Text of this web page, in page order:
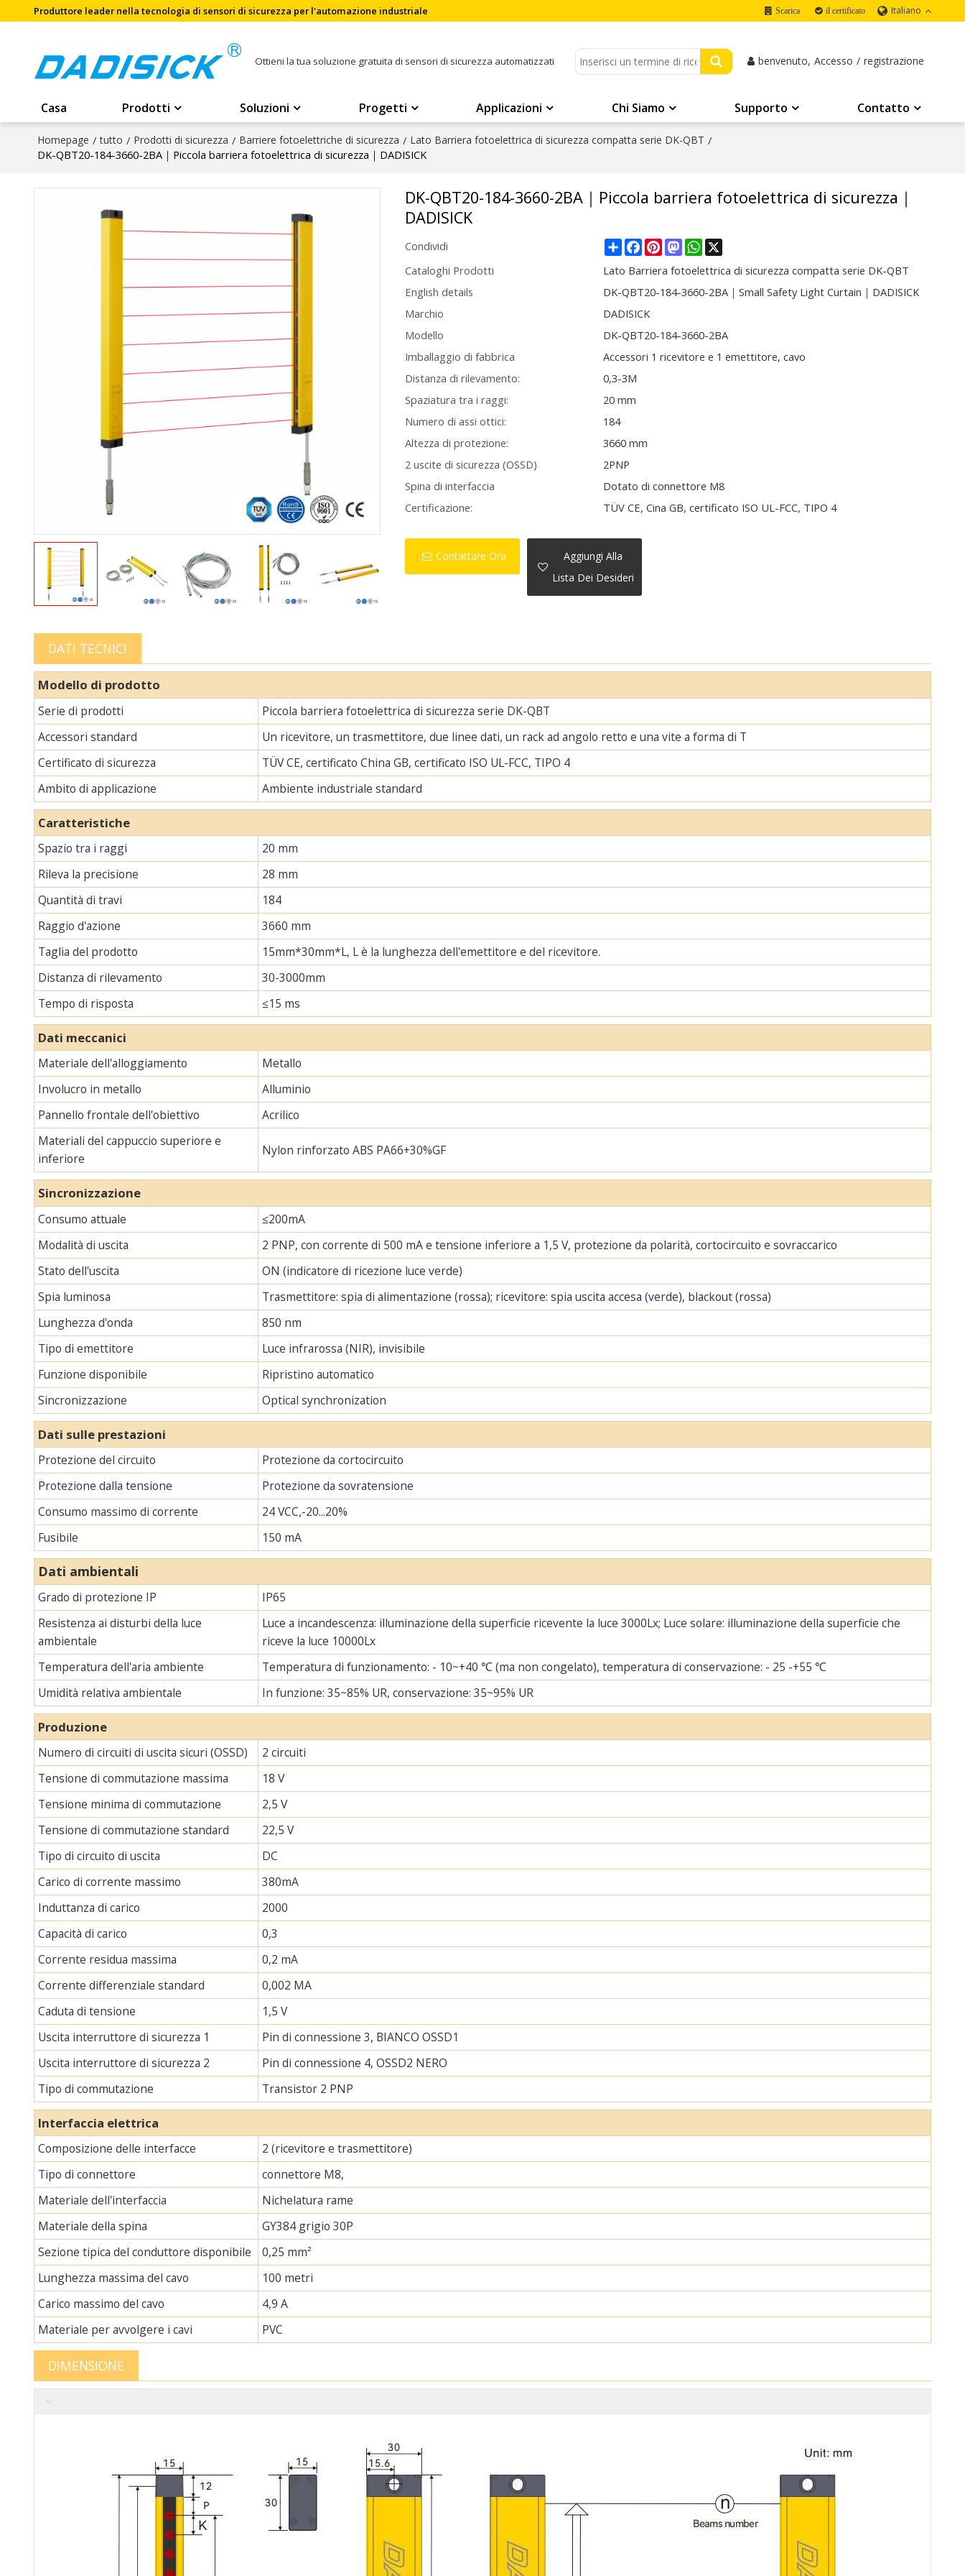
Produttore leader nella tecnologia di sensori di sicurezza per l'automazione industriale Scarica il certificato Italiano
Ottieni la tua soluzione gratuita di sensori di sicurezza automatizzati benvenuto, Accesso / registrazione
Casa Prodotti Soluzioni Progetti Applicazioni Chi Siamo Supporto Contatto
Homepage / tutto / Prodotti di sicurezza / Barriere fotoelettriche di sicurezza / Lato Barriera fotoelettrica di sicurezza compatta serie DK-QBT /
DK-QBT20-184-3660-2BA｜Piccola barriera fotoelettrica di sicurezza｜DADISICK
DK-QBT20-184-3660-2BA｜Piccola barriera fotoelettrica di sicurezza｜
DADISICK
Condividi ShareFacebook
PinterestMastodonWhatsApp
Cataloghi Prodotti
Lato Barriera fotoelettrica di sicurezza compatta serie DK-QBT
English details
DK-QBT20-184-3660-2BA｜Small Safety Light Curtain｜DADISICK
Marchio
DADISICK
Modello
DK-QBT20-184-3660-2BA
Imballaggio di fabbrica
Accessori 1 ricevitore e 1 emettitore, cavo
Distanza di rilevamento:
0,3-3M
Spaziatura tra i raggi:
20 mm
Numero di assi ottici:
184
Altezza di protezione:
3660 mm
2 uscite di sicurezza (OSSD)
2PNP
Spina di interfaccia
Dotato di connettore M8
Certificazione:
TÜV CE, Cina GB, certificato ISO UL-FCC, TIPO 4
Contattare Ora
Aggiungi Alla
Lista Dei Desideri
DATI TECNICI
Modello di prodotto
Serie di prodotti
Piccola barriera fotoelettrica di sicurezza serie DK-QBT
Accessori standard
Un ricevitore, un trasmettitore, due linee dati, un rack ad angolo retto e una vite a forma di T
Certificato di sicurezza
TÜV CE, certificato China GB, certificato ISO UL-FCC, TIPO 4
Ambito di applicazione
Ambiente industriale standard
Caratteristiche
Spazio tra i raggi
20 mm
Rileva la precisione
28 mm
Quantità di travi
184
Raggio d'azione
3660 mm
Taglia del prodotto
15mm*30mm*L, L è la lunghezza dell'emettitore e del ricevitore.
Distanza di rilevamento
30-3000mm
Tempo di risposta
≤15 ms
Dati meccanici
Materiale dell'alloggiamento
Metallo
Involucro in metallo
Alluminio
Pannello frontale dell'obiettivo
Acrilico
Materiali del cappuccio superiore e
inferiore
Nylon rinforzato ABS PA66+30%GF
Sincronizzazione
Consumo attuale
≤200mA
Modalità di uscita
2 PNP, con corrente di 500 mA e tensione inferiore a 1,5 V, protezione da polarità, cortocircuito e sovraccarico
Stato dell'uscita
ON (indicatore di ricezione luce verde)
Spia luminosa
Trasmettitore: spia di alimentazione (rossa); ricevitore: spia uscita accesa (verde), blackout (rossa)
Lunghezza d'onda
850 nm
Tipo di emettitore
Luce infrarossa (NIR), invisibile
Funzione disponibile
Ripristino automatico
Sincronizzazione
Optical synchronization
Dati sulle prestazioni
Protezione del circuito
Protezione da cortocircuito
Protezione dalla tensione
Protezione da sovratensione
Consumo massimo di corrente
24 VCC,-20...20%
Fusibile
150 mA
Dati ambientali
Grado di protezione IP
IP65
Resistenza ai disturbi della luce
ambientale
Luce a incandescenza: illuminazione della superficie ricevente la luce 3000Lx; Luce solare: illuminazione della superficie che
riceve la luce 10000Lx
Temperatura dell'aria ambiente
Temperatura di funzionamento: - 10~+40 ℃ (ma non congelato), temperatura di conservazione: - 25 -+55 ℃
Umidità relativa ambientale
In funzione: 35~85% UR, conservazione: 35~95% UR
Produzione
Numero di circuiti di uscita sicuri (OSSD)
2 circuiti
Tensione di commutazione massima
18 V
Tensione minima di commutazione
2,5 V
Tensione di commutazione standard
22,5 V
Tipo di circuito di uscita
DC
Carico di corrente massimo
380mA
Induttanza di carico
2000
Capacità di carico
0,3
Corrente residua massima
0,2 mA
Corrente differenziale standard
0,002 MA
Caduta di tensione
1,5 V
Uscita interruttore di sicurezza 1
Pin di connessione 3, BIANCO OSSD1
Uscita interruttore di sicurezza 2
Pin di connessione 4, OSSD2 NERO
Tipo di commutazione
Transistor 2 PNP
Interfaccia elettrica
Composizione delle interfacce
2 (ricevitore e trasmettitore)
Tipo di connettore
connettore M8,
Materiale dell'interfaccia
Nichelatura rame
Materiale della spina
GY384 grigio 30P
Sezione tipica del conduttore disponibile
0,25 mm²
Lunghezza massima del cavo
100 metri
Carico massimo del cavo
4,9 A
Materiale per avvolgere i cavi
PVC
DIMENSIONE